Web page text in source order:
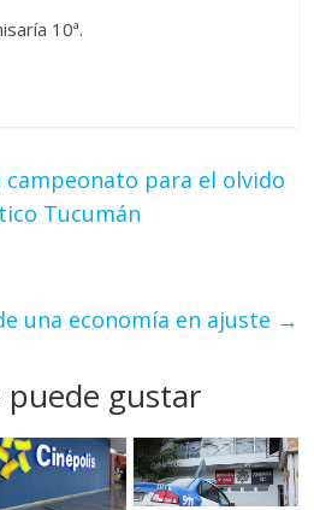
10ª.
campeonato para el olvido
Tucumán
una economía en ajuste →
gustar